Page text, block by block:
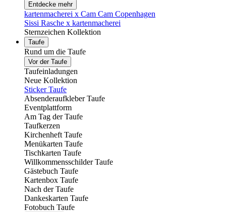
Entdecke mehr
kartenmacherei x Cam Cam Copenhagen
Sissi Rasche x kartenmacherei
Sternzeichen Kollektion
Taufe
Rund um die Taufe
Vor der Taufe
Taufeinladungen
Neue Kollektion
Sticker Taufe
Absenderaufkleber Taufe
Eventplattform
Am Tag der Taufe
Taufkerzen
Kirchenheft Taufe
Menükarten Taufe
Tischkarten Taufe
Willkommensschilder Taufe
Gästebuch Taufe
Kartenbox Taufe
Nach der Taufe
Dankeskarten Taufe
Fotobuch Taufe